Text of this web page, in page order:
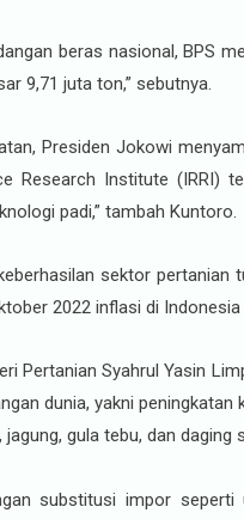
beras nasional, BPS
9,71 juta ton,” sebutnya.
Presiden Jokowi
Research Institute (IRRI)
padi,” tambah Kuntoro.
sektor pertanian
2022 inflasi di
Pertanian Syahrul Yasin
dunia, yakni
gula tebu, dan daging
substitusi impor